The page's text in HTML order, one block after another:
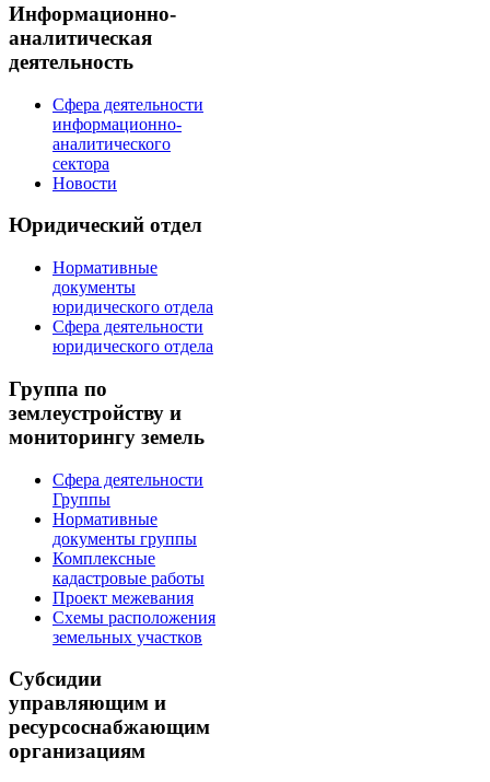
Информационно-
аналитическая
деятельность
Сфера деятельности
информационно-
аналитического
сектора
Новости
Юридический отдел
Нормативные
документы
юридического отдела
Сфера деятельности
юридического отдела
Группа по
землеустройству и
мониторингу земель
Сфера деятельности
Группы
Нормативные
документы группы
Комплексные
кадастровые работы
Проект межевания
Схемы расположения
земельных участков
Субсидии
управляющим и
ресурсоснабжающим
организациям